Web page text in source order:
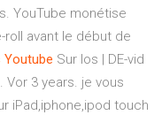
YouTube monétise
avant le début de
Youtube Sur Ios | DE-vid
3 years. je vous
iPad,iphone,ipod touch